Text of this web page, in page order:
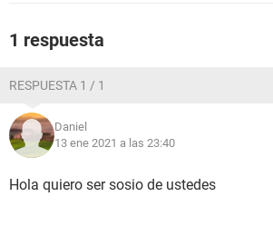
1 respuesta
RESPUESTA 1 / 1
Daniel
13 ene 2021 a las 23:40
Hola quiero ser sosio de ustedes